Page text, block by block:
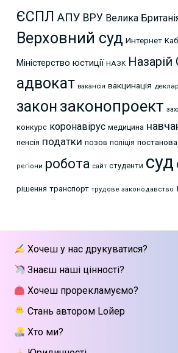
ЄСПЛ АПУ ВРУ Велика
Верховний суд Интернет
Міністерство юстиції НАЗК Назарій
адвокат вакансія вакцинація
закон законопроект
конкурс коронавірус медицина
пенсія податки позов поліція постанова
регіони робота сайт студенти суд
рішення транспорт трудове законодавство
Хочеш у нас друкуватися?
Знаєш наші цінності?
Хочеш прорекламуємо?
Стань автором Lойер
Хто ми?